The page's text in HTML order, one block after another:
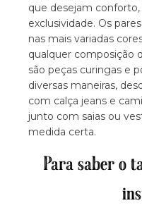
que desejam
exclusividade. Os
nas mais variadas
qualquer composição
são peças curingas e
diversas maneiras,
com calça jeans e
junto com saias ou
medida certa.
Para saber o